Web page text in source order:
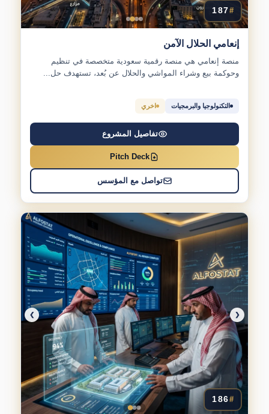
#
187
إنعامي الحلال الآمن
منصة إنعامي هي منصة رقمية سعودية متخصصة في تنظيم
وحوكمة بيع وشراء المواشي والحلال عن بُعد، تستهدف حل...
التكنولوجيا والبرمجيات اخري
تفاصيل المشروع
Pitch Deck
تواصل مع المؤسس
❮
❯
#
186